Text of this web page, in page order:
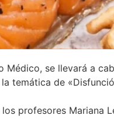
Médico, se llevará a
temática de
profesores Mariana